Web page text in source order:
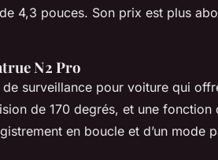
4,3 pouces. Son prix est plus
N2 Pro
surveillance pour voiture qui
de 170 degrés, et une fonction
en boucle et d’un mode